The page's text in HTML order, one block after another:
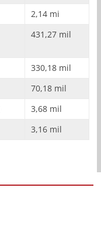
2,14 mi
431,27 mil
330,18 mil
70,18 mil
3,68 mil
3,16 mil